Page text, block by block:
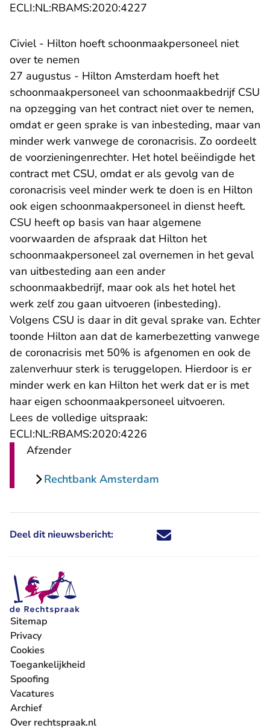
ECLI:NL:RBAMS:2020:4227
Civiel - Hilton hoeft schoonmaakpersoneel niet
over te nemen
27 augustus - Hilton Amsterdam hoeft het
schoonmaakpersoneel van schoonmaakbedrijf CSU
na opzegging van het contract niet over te nemen,
omdat er geen sprake is van inbesteding, maar van
minder werk vanwege de coronacrisis. Zo oordeelt
de voorzieningenrechter. Het hotel beëindigde het
contract met CSU, omdat er als gevolg van de
coronacrisis veel minder werk te doen is en Hilton
ook eigen schoonmaakpersoneel in dienst heeft.
CSU heeft op basis van haar algemene
voorwaarden de afspraak dat Hilton het
schoonmaakpersoneel zal overnemen in het geval
van uitbesteding aan een ander
schoonmaakbedrijf, maar ook als het hotel het
werk zelf zou gaan uitvoeren (inbesteding).
Volgens CSU is daar in dit geval sprake van. Echter
toonde Hilton aan dat de kamerbezetting vanwege
de coronacrisis met 50% is afgenomen en ook de
zalenverhuur sterk is teruggelopen. Hierdoor is er
minder werk en kan Hilton het werk dat er is met
haar eigen schoonmaakpersoneel uitvoeren.
Lees de volledige uitspraak:
ECLI:NL:RBAMS:2020:4226
Afzender
Rechtbank Amsterdam
Deel dit nieuwsbericht: Deel dit nieuwsbericht via X -
Deel dit nieuwsbericht via
Deel dit nieuwsbericht
Deel dit
Sitemap
Privacy
Cookies
Toegankelijkheid
Spoofing
Vacatures
- U verlaat Rechtspraak.nl
Archief
Over rechtspraak.nl